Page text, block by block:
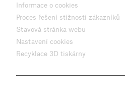
Informace o cookies
Proces řešení stížností zákazníků
Stavová stránka webu
Nastavení cookies
Recyklace 3D tiskárny